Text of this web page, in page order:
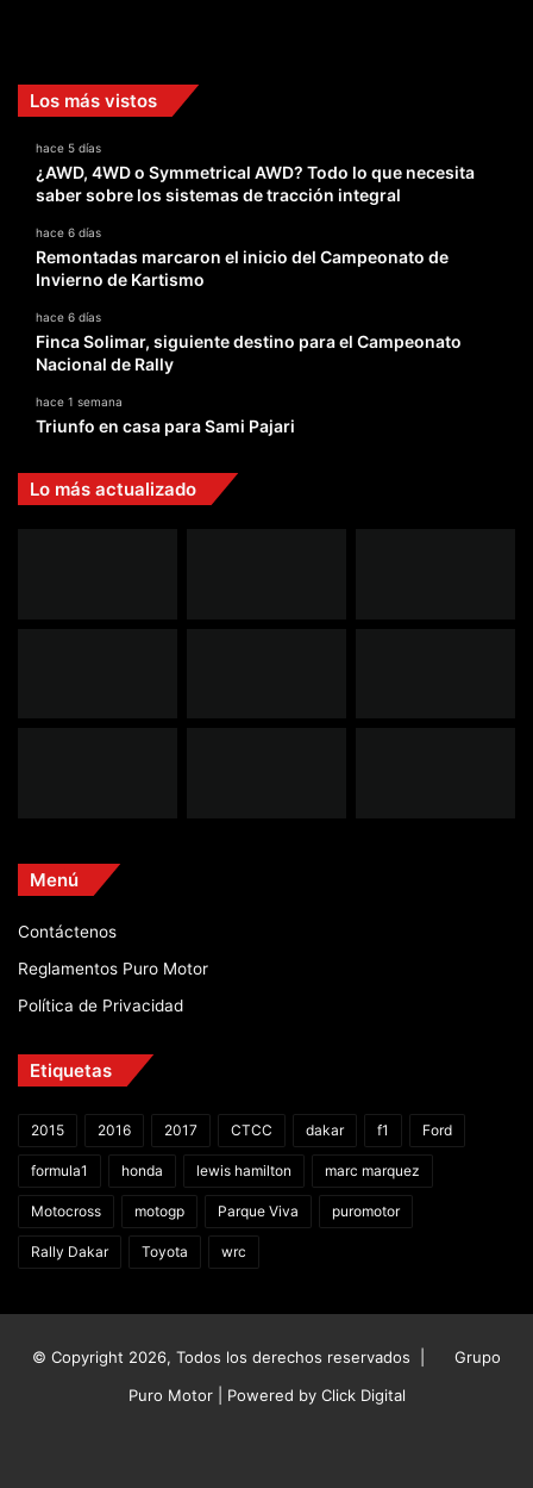
Los más vistos
hace 5 días
¿AWD, 4WD o Symmetrical AWD? Todo lo que necesita
saber sobre los sistemas de tracción integral
hace 6 días
Remontadas marcaron el inicio del Campeonato de
Invierno de Kartismo
hace 6 días
Finca Solimar, siguiente destino para el Campeonato
Nacional de Rally
hace 1 semana
Triunfo en casa para Sami Pajari
Lo más actualizado
Menú
Contáctenos
Reglamentos Puro Motor
Política de Privacidad
Etiquetas
2015 2016 2017 CTCC dakar f1 Ford
formula1 honda lewis hamilton marc marquez
Motocross motogp Parque Viva puromotor
Rally Dakar Toyota wrc
© Copyright 2026, Todos los derechos reservados |
Grupo
Puro Motor | Powered by Click Digital